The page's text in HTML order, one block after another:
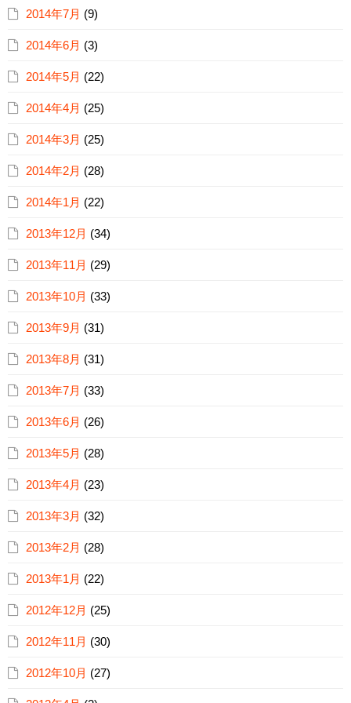
2014年7月 (9)
2014年6月 (3)
2014年5月 (22)
2014年4月 (25)
2014年3月 (25)
2014年2月 (28)
2014年1月 (22)
2013年12月 (34)
2013年11月 (29)
2013年10月 (33)
2013年9月 (31)
2013年8月 (31)
2013年7月 (33)
2013年6月 (26)
2013年5月 (28)
2013年4月 (23)
2013年3月 (32)
2013年2月 (28)
2013年1月 (22)
2012年12月 (25)
2012年11月 (30)
2012年10月 (27)